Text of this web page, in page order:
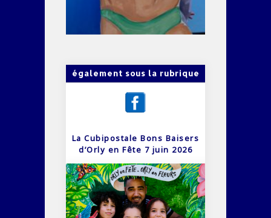
également sous la rubrique
La Cubipostale Bons Baisers
d’Orly en Fête 7 juin 2026